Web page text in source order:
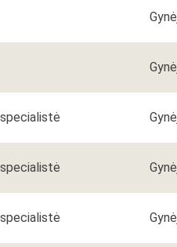
specialistė
specialistė
specialistė